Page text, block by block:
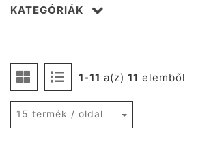
1-11 a(z) 11 elemből
15 termék / oldal
KATEGÓRIÁK